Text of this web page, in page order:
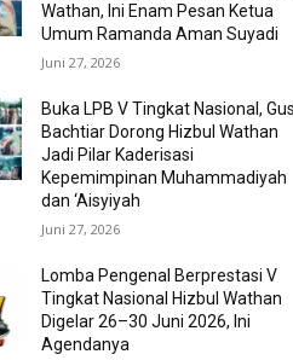
Wathan, Ini Enam Pesan Ketua
Umum Ramanda Aman Suyadi
Juni 27, 2026
Buka LPB V Tingkat Nasional, Gus
Bachtiar Dorong Hizbul Wathan
Jadi Pilar Kaderisasi
Kepemimpinan Muhammadiyah
dan ‘Aisyiyah
Juni 27, 2026
Lomba Pengenal Berprestasi V
Tingkat Nasional Hizbul Wathan
Digelar 26–30 Juni 2026, Ini
Agendanya